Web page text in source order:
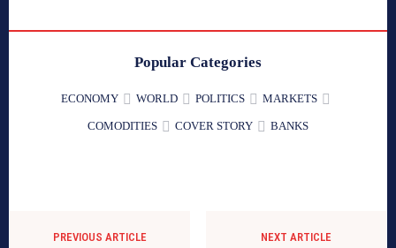
Popular Categories
ECONOMY WORLD POLITICS MARKETS
COMODITIES COVER STORY BANKS
PREVIOUS ARTICLE NEXT ARTICLE